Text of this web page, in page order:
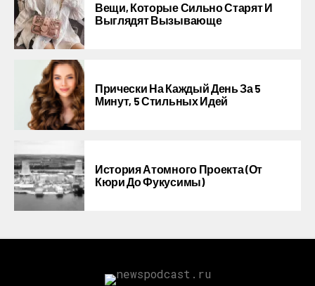
Вещи, Которые Сильно Старят И
Выглядят Вызывающе
Прически На Каждый День За 5
Минут, 5 Стильных Идей
История Атомного Проекта (от
Кюри До Фукусимы)